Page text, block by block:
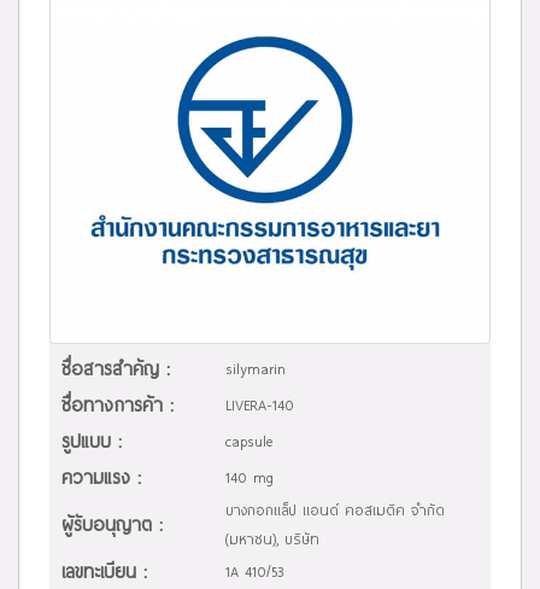
ชื่อสารสำคัญ : silymarin
ชื่อทางการค้า : LIVERA-140
รูปแบบ : capsule
ความแรง : 140 mg
ผู้รับอนุญาต :
บางกอกแล็ป แอนด์ คอสเมติค จำกัด
(มหาชน), บริษัท
เลขทะเบียน : 1A 410/53